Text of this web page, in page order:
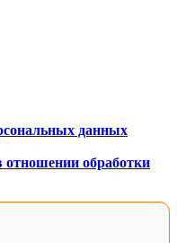
данных
отношении обработки